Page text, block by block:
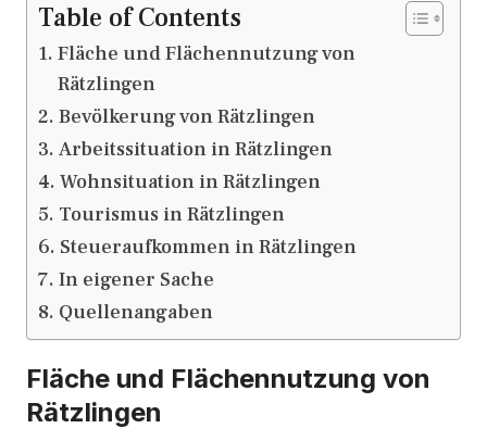
Table of Contents
Fläche und Flächennutzung von
Rätzlingen
Bevölkerung von Rätzlingen
Arbeitssituation in Rätzlingen
Wohnsituation in Rätzlingen
Tourismus in Rätzlingen
Steueraufkommen in Rätzlingen
In eigener Sache
Quellenangaben
Fläche und Flächennutzung von
Rätzlingen